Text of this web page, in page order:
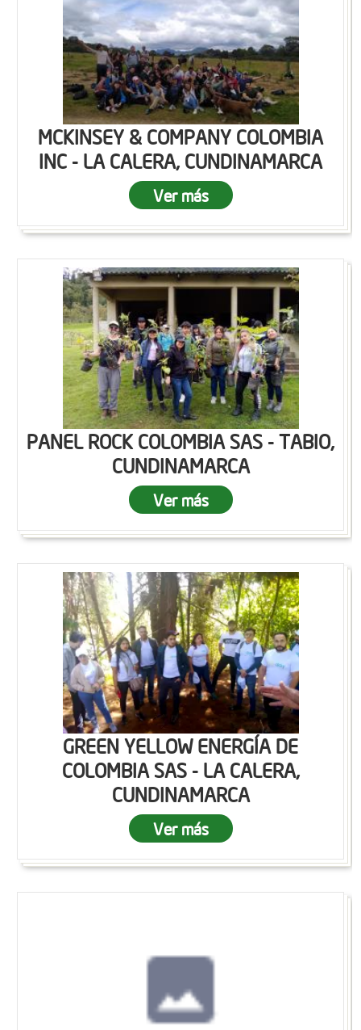
MCKINSEY & COMPANY COLOMBIA
INC - LA CALERA, CUNDINAMARCA
Ver más
PANEL ROCK COLOMBIA SAS - TABIO,
CUNDINAMARCA
Ver más
GREEN YELLOW ENERGÍA DE
COLOMBIA SAS - LA CALERA,
CUNDINAMARCA
Ver más